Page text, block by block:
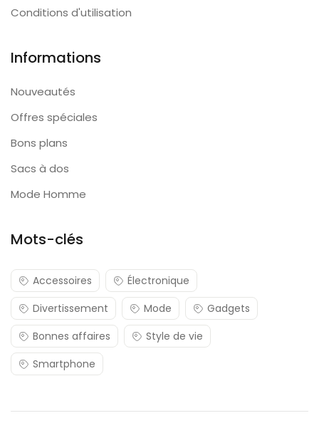
Conditions d'utilisation
Informations
Nouveautés
Offres spéciales
Bons plans
Sacs à dos
Mode Homme
Mots-clés
Accessoires
Électronique
Divertissement
Mode
Gadgets
Bonnes affaires
Style de vie
Smartphone